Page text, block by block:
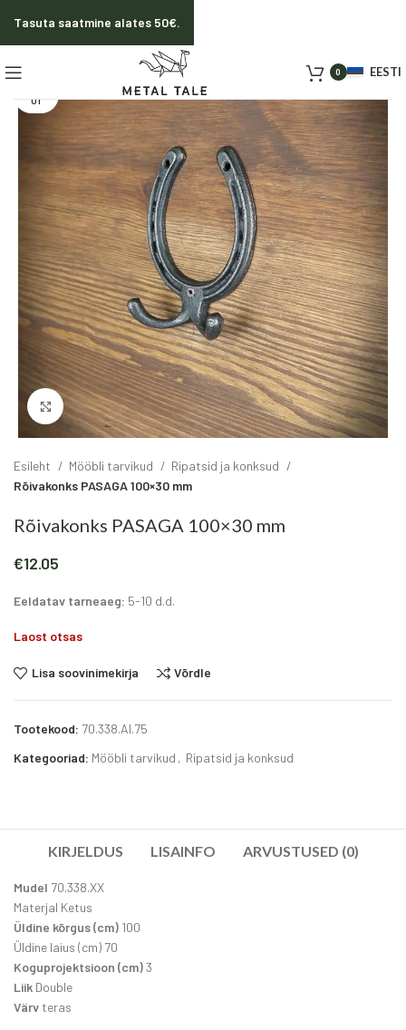
0 EESTI
UT
Click to enlarge
Esileht Mööbli tarvikud
Ripatsid ja konksud
Rõivakonks PASAGA 100×30 mm
Rõivakonks PASAGA 100×30 mm
€12.05
Eeldatav tarneaeg: 5-10 d.d.
Laost otsas
Lisa soovinimekirja Võrdle
Tootekood: 70.338.AI.75
Kategooriad: Mööbli tarvikud , Ripatsid ja konksud
KIRJELDUS LISAINFO ARVUSTUSED (0)
Mudel 70.338.XX
Materjal Ketus
Üldine kõrgus (cm) 100
Üldine laius (cm) 70
Koguprojektsioon (cm)3
Liik Double
Värv teras
Tasuta saatmine alates 50€.